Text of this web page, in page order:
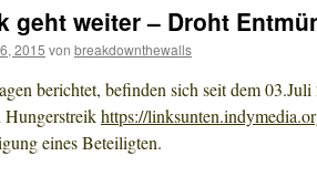
geht weiter – Droht
2015 von breakdownthewalls
berichtet, befinden sich seit dem
Hungerstreikhttps://
eines Beteiligten.